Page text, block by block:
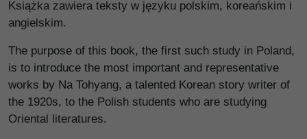
Książka zawiera teksty w języku polskim, koreańskim i
angielskim.
The purpose of this book, the first such study in Poland,
is to introduce the most important and representative
works by Na Tohyang, a talented Korean story writer of
the 1920s, to the Polish students who are studying
Oriental literatures.